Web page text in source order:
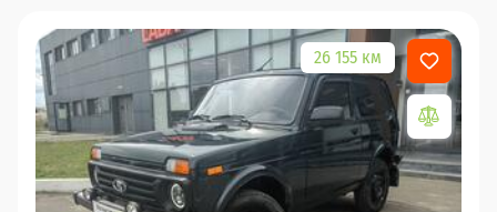
26 155 км